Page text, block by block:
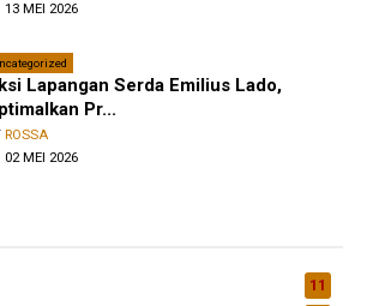
13 MEI 2026
Lapangan Serda Emilius Lado,
Pr...
ROSSA
02 MEI 2026
11